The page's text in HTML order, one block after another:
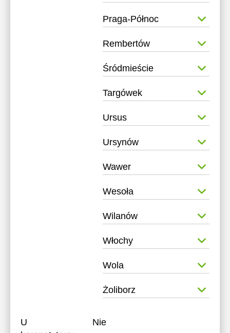
Praga-Północ
Rembertów
Śródmieście
Targówek
Ursus
Ursynów
Wawer
Wesoła
Wilanów
Włochy
Wola
Żoliborz
U
Nie